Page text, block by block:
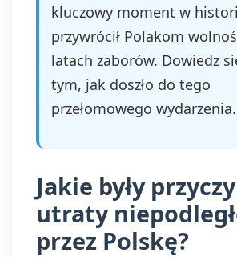
kluczowy moment w
przywrócił Polakom
latach zaborów. Dowiedz
tym, jak doszło do tego
przełomowego wydarzenia.
Jakie były
utraty
przez Polskę?